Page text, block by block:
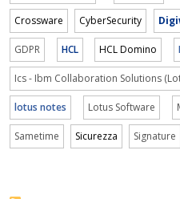
Crossware CyberSecurity
GDPR HCL HCL Domino
Ics - Ibm Collaboration Solutions
lotus notes Lotus Software
Sametime Sicurezza Signature